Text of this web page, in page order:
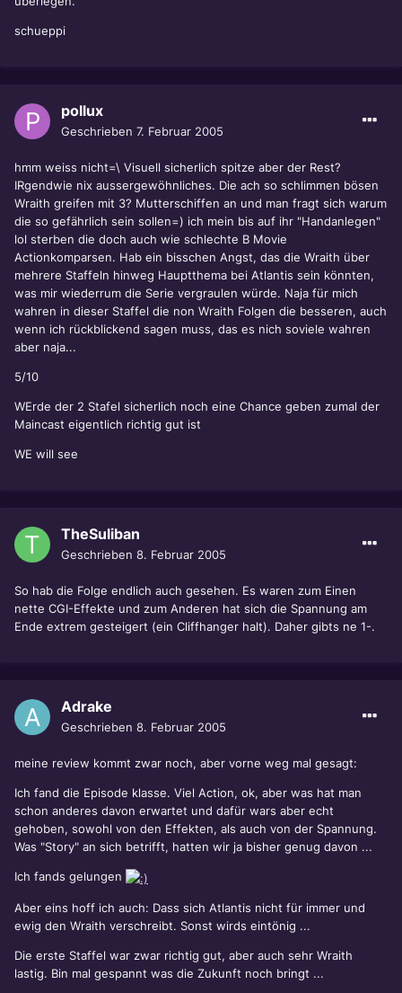
schueppi
pollux
Geschrieben 7. Februar 2005
hmm weiss nicht=\ Visuell sicherlich spitze aber der Rest?
IRgendwie nix aussergewöhnliches. Die ach so schlimmen bösen
Wraith greifen mit 3? Mutterschiffen an und man fragt sich warum
die so gefährlich sein sollen=) ich mein bis auf ihr "Handanlegen"
lol sterben die doch auch wie schlechte B Movie
Actionkomparsen. Hab ein bisschen Angst, das die Wraith über
mehrere Staffeln hinweg Hauptthema bei Atlantis sein könnten,
was mir wiederrum die Serie vergraulen würde. Naja für mich
wahren in dieser Staffel die non Wraith Folgen die besseren, auch
wenn ich rückblickend sagen muss, das es nich soviele wahren
aber naja...
5/10
WErde der 2 Stafel sicherlich noch eine Chance geben zumal der
Maincast eigentlich richtig gut ist
WE will see
TheSuliban
Geschrieben 8. Februar 2005
So hab die Folge endlich auch gesehen. Es waren zum Einen
nette CGI-Effekte und zum Anderen hat sich die Spannung am
Ende extrem gesteigert (ein Cliffhanger halt). Daher gibts ne 1-.
Adrake
Geschrieben 8. Februar 2005
meine review kommt zwar noch, aber vorne weg mal gesagt:
Ich fand die Episode klasse. Viel Action, ok, aber was hat man
schon anderes davon erwartet und dafür wars aber echt
gehoben, sowohl von den Effekten, als auch von der Spannung.
Was "Story" an sich betrifft, hatten wir ja bisher genug davon ...
Ich fands gelungen
Aber eins hoff ich auch: Dass sich Atlantis nicht für immer und
ewig den Wraith verschreibt. Sonst wirds eintönig ...
Die erste Staffel war zwar richtig gut, aber auch sehr Wraith
lastig. Bin mal gespannt was die Zukunft noch bringt ...